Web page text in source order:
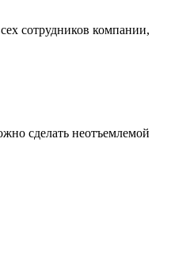
сотрудников компании,
сделать неотъемлемой